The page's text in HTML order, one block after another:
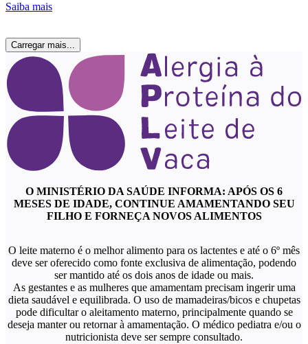
Saiba mais
Carregar mais...
O MINISTÉRIO DA SAÚDE INFORMA: APÓS OS 6
MESES DE IDADE, CONTINUE AMAMENTANDO SEU
FILHO E FORNEÇA NOVOS ALIMENTOS
O leite materno é o melhor alimento para os lactentes e até o 6º mês
deve ser oferecido como fonte exclusiva de alimentação, podendo
ser mantido até os dois anos de idade ou mais.
As gestantes e as mulheres que amamentam precisam ingerir uma
dieta saudável e equilibrada. O uso de mamadeiras/bicos e chupetas
pode dificultar o aleitamento materno, principalmente quando se
deseja manter ou retornar à amamentação. O médico pediatra e/ou o
nutricionista deve ser sempre consultado.